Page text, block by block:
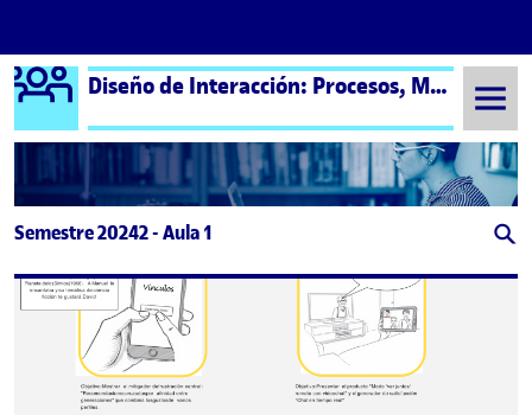
Saltar al contenido
Logo Ágora Diseño de Interacción: Procesos, Métodos y Técnicas – Aula 1
Semestre 20242 - Aula 1